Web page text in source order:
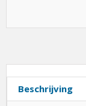
Beschrijving